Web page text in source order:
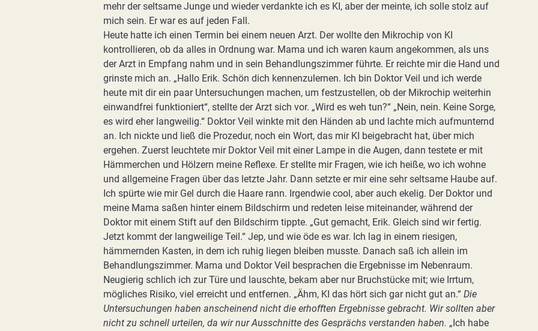
mehr der seltsame Junge und wieder verdankte ich es KI, aber der meinte, ich solle stolz auf
mich sein. Er war es auf jeden Fall.
Heute hatte ich einen Termin bei einem neuen Arzt. Der wollte den Mikrochip von KI
kontrollieren, ob da alles in Ordnung war. Mama und ich waren kaum angekommen, als uns
der Arzt in Empfang nahm und in sein Behandlungszimmer führte. Er reichte mir die Hand und
grinste mich an. „Hallo Erik. Schön dich kennenzulernen. Ich bin Doktor Veil und ich werde
heute mit dir ein paar Untersuchungen machen, um festzustellen, ob der Mikrochip weiterhin
einwandfrei funktioniert“, stellte der Arzt sich vor. „Wird es weh tun?“ „Nein, nein. Keine Sorge,
es wird eher langweilig.“ Doktor Veil winkte mit den Händen ab und lachte mich aufmunternd
an. Ich nickte und ließ die Prozedur, noch ein Wort, das mir KI beigebracht hat, über mich
ergehen. Zuerst leuchtete mir Doktor Veil mit einer Lampe in die Augen, dann testete er mit
Hämmerchen und Hölzern meine Reflexe. Er stellte mir Fragen, wie ich heiße, wo ich wohne
und allgemeine Fragen über das letzte Jahr. Dann setzte er mir eine sehr seltsame Haube auf.
Ich spürte wie mir Gel durch die Haare rann. Irgendwie cool, aber auch ekelig. Der Doktor und
meine Mama saßen hinter einem Bildschirm und redeten leise miteinander, während der
Doktor mit einem Stift auf den Bildschirm tippte. „Gut gemacht, Erik. Gleich sind wir fertig.
Jetzt kommt der langweilige Teil.“ Jep, und wie öde es war. Ich lag in einem riesigen,
hämmernden Kasten, in dem ich ruhig liegen bleiben musste. Danach saß ich allein im
Behandlungszimmer. Mama und Doktor Veil besprachen die Ergebnisse im Nebenraum.
Neugierig schlich ich zur Türe und lauschte, bekam aber nur Bruchstücke mit; wie Irrtum,
mögliches Risiko, viel erreicht und entfernen. „Ähm, KI das hört sich gar nicht gut an.“ Die
Untersuchungen haben anscheinend nicht die erhofften Ergebnisse gebracht. Wir sollten aber
nicht zu schnell urteilen, da wir nur Ausschnitte des Gesprächs verstanden haben. „Ich habe